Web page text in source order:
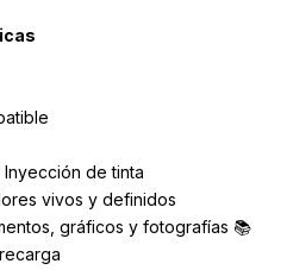
Inyección de tinta
vivos y definidos
gráficos y fotografías 📚